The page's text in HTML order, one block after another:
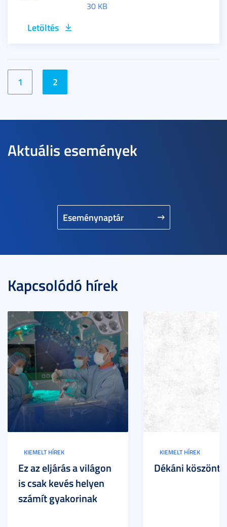
30 KB
Letöltés
1 2
Aktuális események
Eseménynaptár
Kapcsolódó hírek
KIEMELT HÍREK
Ez az eljárás a világon
is csak kevés helyen
számít gyakorinak
KIEMELT HÍREK
Dékáni köszöntő